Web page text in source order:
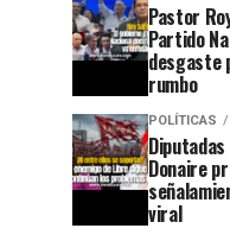
Pastor
Partido
desgaste
rumbo
POLÍTICAS
Donaire
viral